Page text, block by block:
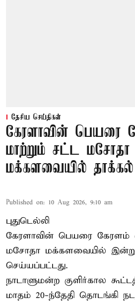
தேசிய செய்திகள்
கேரளாவின் பெயரை
மாற்றும் சட்ட மசோதா
மக்களவையில் தாக்கல்
Published on: 10 Aug 2026, 9:10 am
புதுடெல்லி
கேரளாவின் பெயரை கேரளம்
மசோதா மக்களவையில்
செய்யப்பட்டது.
நாடாளுமன்ற குளிர்கால
மாதம் 20-ந்தேதி தொடங்கி